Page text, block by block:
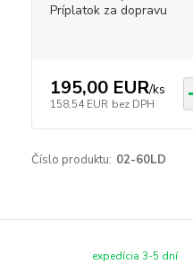
Príplatok za dopravu
195,00 EUR/ks
158,54 EUR bez DPH
Číslo produktu: 02-60LD
expedícia 3-5 dní